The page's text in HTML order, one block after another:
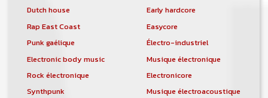
Dutch house
Early hardcore
Rap East Coast
Easycore
Punk gaélique
Électro-industriel
Electronic body music
Musique électronique
Rock électronique
Electronicore
Synthpunk
Musique électroacoustique